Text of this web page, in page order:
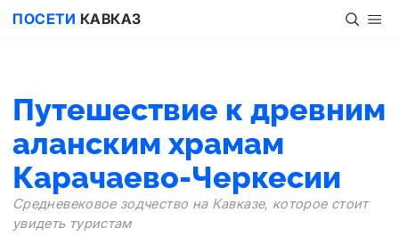
ПОСЕТИ КАВКАЗ
Путешествие к древним
аланским храмам
Карачаево-Черкесии
Средневековое зодчество на Кавказе, которое стоит
увидеть туристам